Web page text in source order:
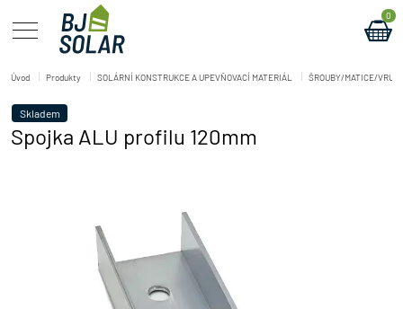
Úvod Produkty SOLÁRNÍ KONSTRUKCE A UPEVŇOVACÍ MATERIÁL ŠROUBY/MATICE/
Skladem
Spojka ALU profilu 120mm
0